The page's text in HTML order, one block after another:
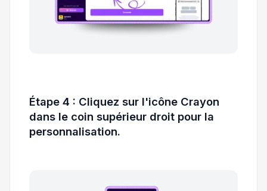
Étape 4 : Cliquez sur l'icône Crayon
dans le coin supérieur droit pour la
personnalisation.